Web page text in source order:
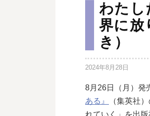
わたし
界に放
き）
2024年8月28日
8月26日（月）発
ある』
（集英社
れていく」を出